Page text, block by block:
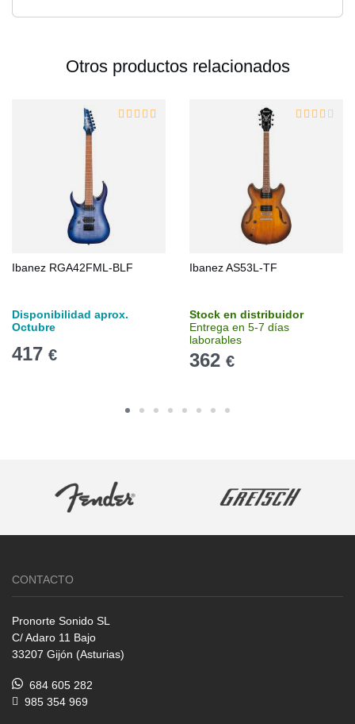
Otros productos relacionados
Ibanez RGA42FML-BLF
Disponibilidad aprox.
Octubre
417 €
Ibanez AS53L-TF
Stock en distribuidor
Entrega en 5-7 días
laborables
362 €
CONTACTO
Pronorte Sonido SL
C/ Adaro 11 Bajo
33207 Gijón (Asturias)
684 605 282
985 354 969